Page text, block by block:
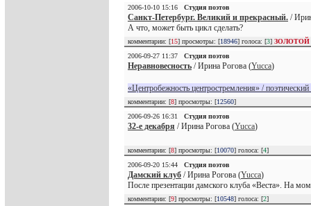
2006-10-10 15:16
Студия поэтов
Санкт-Петербург. Великий и прекрасный. /
А что, может быть цикл сделать?
комментарии: [15] просмотры: [18946] голоса: [3]
2006-09-27 11:37
Студия поэтов
Неравновесность / Ирина Рогова (Yucca)
«Центробежность центростремления» / поэтический
комментарии: [8] просмотры: [12560]
2006-09-26 16:31
Студия поэтов
32-е декабря / Ирина Рогова (Yucca)
комментарии: [8] просмотры: [10070] голоса: [4]
2006-09-20 15:44
Студия поэтов
Дамский клуб / Ирина Рогова (Yucca)
После презентации дамского клуба «Веста». На
комментарии: [9] просмотры: [10548] голоса: [2]